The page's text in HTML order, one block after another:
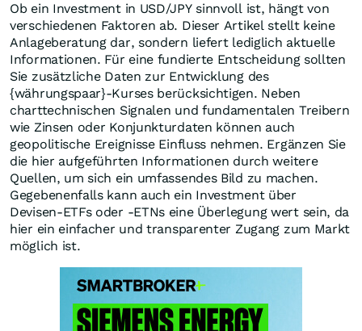
Ob ein Investment in USD/JPY sinnvoll ist, hängt von
verschiedenen Faktoren ab. Dieser Artikel stellt keine
Anlageberatung dar, sondern liefert lediglich aktuelle
Informationen. Für eine fundierte Entscheidung sollten
Sie zusätzliche Daten zur Entwicklung des
{währungspaar}-Kurses berücksichtigen. Neben
charttechnischen Signalen und fundamentalen Treibern
wie Zinsen oder Konjunkturdaten können auch
geopolitische Ereignisse Einfluss nehmen. Ergänzen Sie
die hier aufgeführten Informationen durch weitere
Quellen, um sich ein umfassendes Bild zu machen.
Gegebenenfalls kann auch ein Investment über
Devisen-ETFs oder -ETNs eine Überlegung wert sein, da
hier ein einfacher und transparenter Zugang zum Markt
möglich ist.